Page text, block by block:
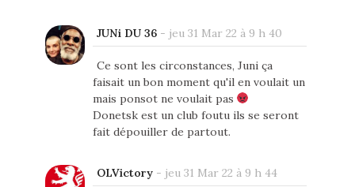
JUNi DU 36- jeu 31 Mar 22 à 9 h 40
Ce sont les circonstances, Juni ça
faisait un bon moment qu'il en voulait un
mais ponsot ne voulait pas
Donetsk est un club foutu ils se seront
fait dépouiller de partout.
OLVictory- jeu 31 Mar 22 à 9 h 44